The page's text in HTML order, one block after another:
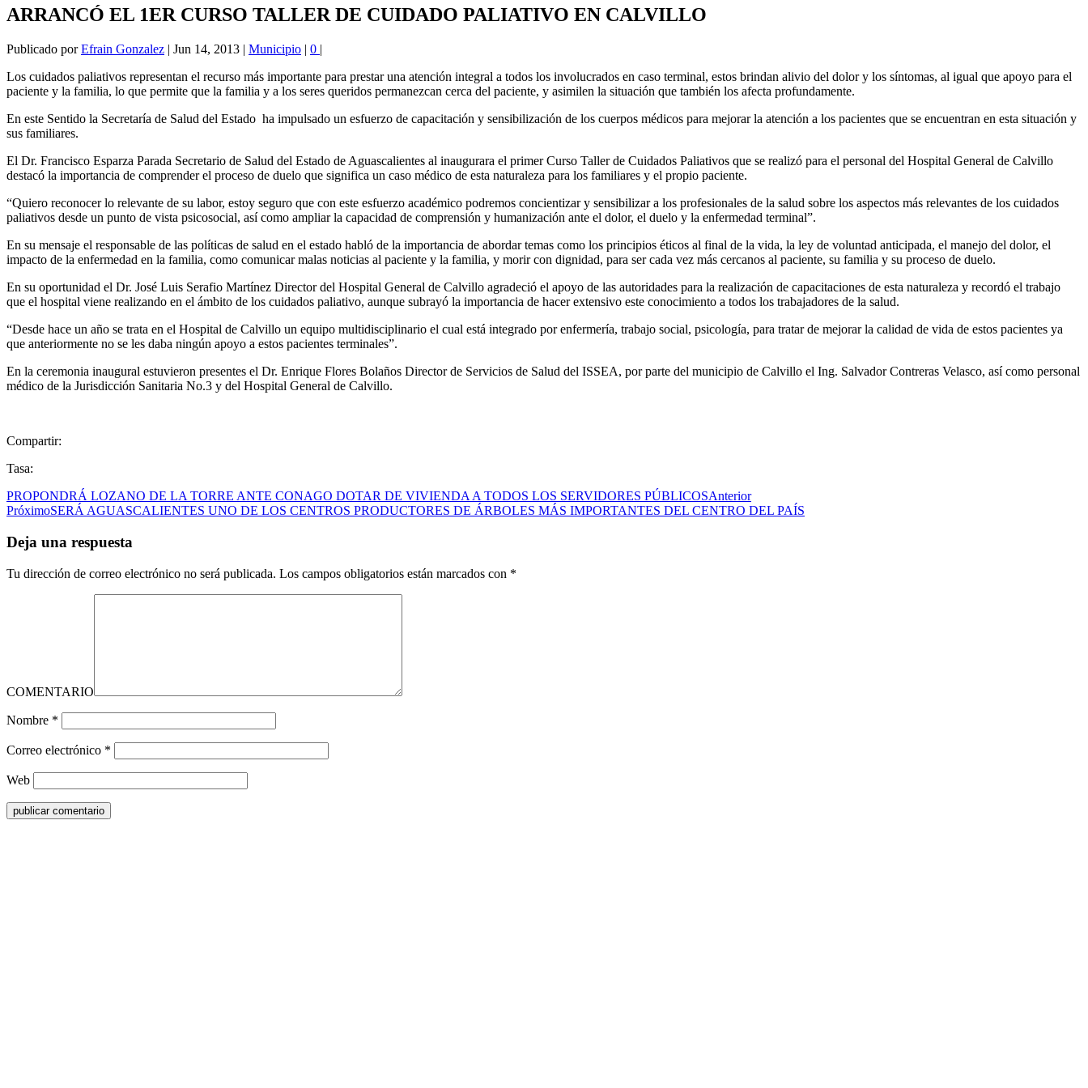
ARRANCÓ EL 1ER CURSO TALLER DE CUIDADO PALIATIVO EN CALVILLO
Publicado porEfrain Gonzalez | Jun 14, 2013 | Municipio | 0 |
Los cuidados paliativos representan el recurso más importante para prestar una atención integral a todos los involucrados en caso terminal, estos brindan alivio del dolor y los síntomas, al igual que apoyo para el
paciente y la familia, lo que permite que la familia y a los seres queridos permanezcan cerca del paciente, y asimilen la situación que también los afecta profundamente.
En este Sentido la Secretaría de Salud del Estado ha impulsado un esfuerzo de capacitación y sensibilización de los cuerpos médicos para mejorar la atención a los pacientes que se encuentran en esta situación y
sus familiares.
El Dr. Francisco Esparza Parada Secretario de Salud del Estado de Aguascalientes al inaugurara el primer Curso Taller de Cuidados Paliativos que se realizó para el personal del Hospital General de Calvillo
destacó la importancia de comprender el proceso de duelo que significa un caso médico de esta naturaleza para los familiares y el propio paciente.
“Quiero reconocer lo relevante de su labor, estoy seguro que con este esfuerzo académico podremos concientizar y sensibilizar a los profesionales de la salud sobre los aspectos más relevantes de los cuidados
paliativos desde un punto de vista psicosocial, así como ampliar la capacidad de comprensión y humanización ante el dolor, el duelo y la enfermedad terminal”.
En su mensaje el responsable de las políticas de salud en el estado habló de la importancia de abordar temas como los principios éticos al final de la vida, la ley de voluntad anticipada, el manejo del dolor, el
impacto de la enfermedad en la familia, como comunicar malas noticias al paciente y la familia, y morir con dignidad, para ser cada vez más cercanos al paciente, su familia y su proceso de duelo.
En su oportunidad el Dr. José Luis Serafio Martínez Director del Hospital General de Calvillo agradeció el apoyo de las autoridades para la realización de capacitaciones de esta naturaleza y recordó el trabajo
que el hospital viene realizando en el ámbito de los cuidados paliativo, aunque subrayó la importancia de hacer extensivo este conocimiento a todos los trabajadores de la salud.
“Desde hace un año se trata en el Hospital de Calvillo un equipo multidisciplinario el cual está integrado por enfermería, trabajo social, psicología, para tratar de mejorar la calidad de vida de estos pacientes ya
que anteriormente no se les daba ningún apoyo a estos pacientes terminales”.
En la ceremonia inaugural estuvieron presentes el Dr. Enrique Flores Bolaños Director de Servicios de Salud del ISSEA, por parte del municipio de Calvillo el Ing. Salvador Contreras Velasco, así como personal
médico de la Jurisdicción Sanitaria No.3 y del Hospital General de Calvillo.
Compartir:
Tasa:
PROPONDRÁ LOZANO DE LA TORRE ANTE CONAGO DOTAR DE VIVIENDA A TODOS LOS SERVIDORES PÚBLICOSAnterior
PróximoSERÁ AGUASCALIENTES UNO DE LOS CENTROS PRODUCTORES DE ÁRBOLES MÁS IMPORTANTES DEL CENTRO DEL PAÍS
Deja una respuesta
Tu dirección de correo electrónico no será publicada. Los campos obligatorios están marcados con *
COMENTARIO
Nombre *
Correo electrónico *
Web